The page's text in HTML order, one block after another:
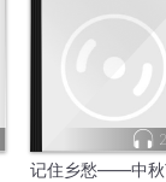
记住乡愁——中